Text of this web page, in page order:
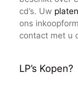
cd’s. Uw
ons
contact met u
LP’s Kopen?